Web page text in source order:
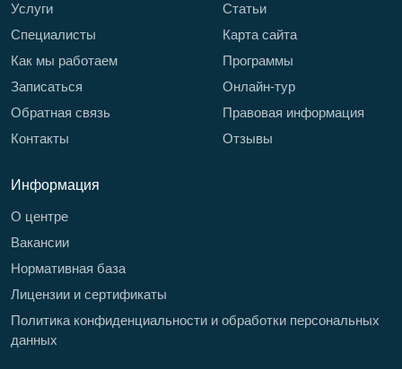
Услуги
Специалисты
Как мы работаем
Записаться
Обратная связь
Контакты
Статьи
Карта сайта
Программы
Онлайн-тур
Правовая информация
Отзывы
Информация
О центре
Вакансии
Нормативная база
Лицензии и сертификаты
Политика конфиденциальности и обработки персональных
данных